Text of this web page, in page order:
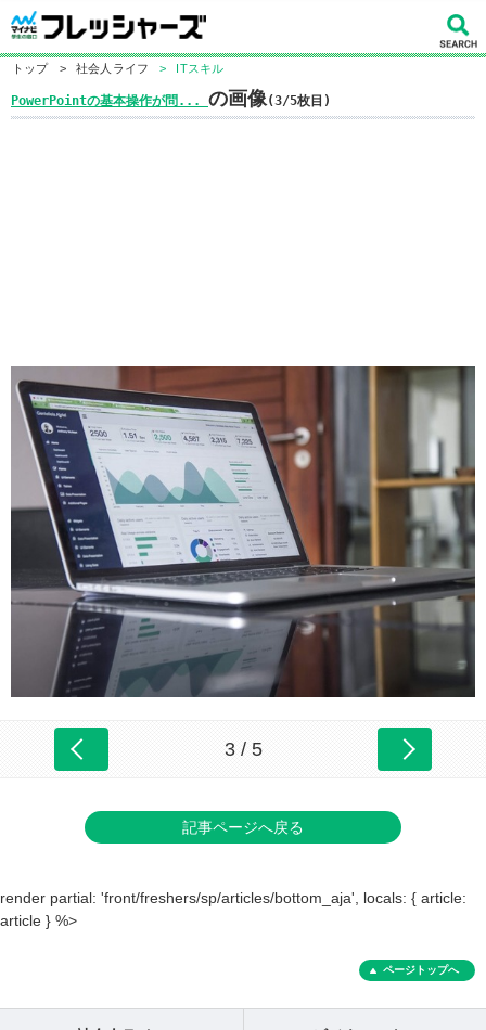
トップ > 社会人ライフ > ITスキル
PowerPointの基本操作が問... の画像(3/5枚目)
3 / 5
記事ページへ戻る
render partial: 'front/freshers/sp/articles/bottom_aja', locals: { article:
article } %>
ページトップへ